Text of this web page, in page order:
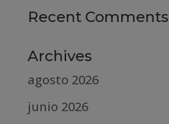
Recent Comments
Archives
agosto 2026
junio 2026